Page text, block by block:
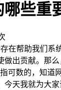
哪些重
在帮助我们系
做出贡献。那
可数的，知道
今天我就为大